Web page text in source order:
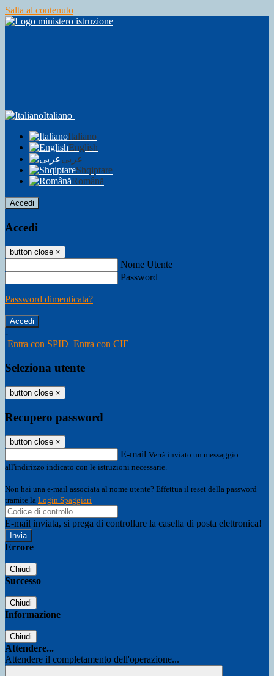
Salta al contenuto
Italiano
Italiano
English
عربى
Shqiptare
Română
Accedi
Accedi
button close ×
Nome Utente
Password
Password dimenticata?
-
Entra con SPID Entra con CIE
Seleziona utente
button close ×
Recupero password
button close ×
E-mail Verrà inviato un messaggio
all'indirizzo indicato con le istruzioni necessarie.
Non hai una e-mail associata al nome utente? Effettua il reset della password
tramite la Login Spaggiari
E-mail inviata, si prega di controllare la casella di posta elettronica!
Errore
Chiudi
Successo
Chiudi
Informazione
Chiudi
Attendere...
Attendere il completamento dell'operazione...